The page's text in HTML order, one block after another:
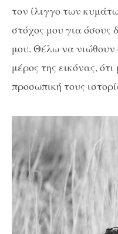
τον ίλιγγο των
στόχος μου για
μου. Θέλω να νιώθουν
μέρος της εικόνας,
προσωπική τους